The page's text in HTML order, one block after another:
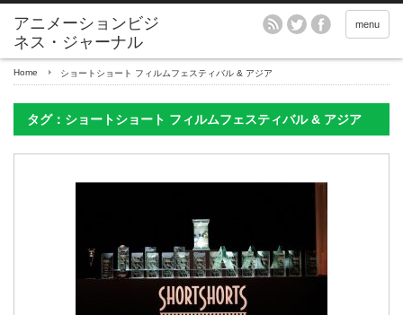
アニメーションビジ
ネス・ジャーナル
menu
Home ショートショート フィルムフェスティバル & アジア
タグ：ショートショート フィルムフェスティバル & アジア